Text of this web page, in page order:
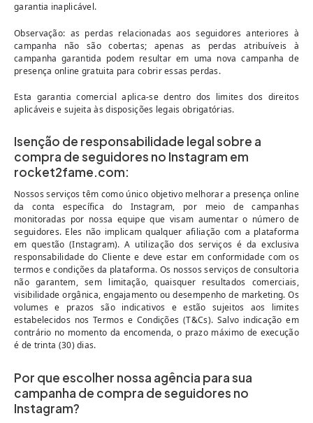
garantia inaplicável.
Observação: as perdas relacionadas aos seguidores anteriores à
campanha não são cobertas; apenas as perdas atribuíveis à
campanha garantida podem resultar em uma nova campanha de
presença online gratuita para cobrir essas perdas.
Esta garantia comercial aplica-se dentro dos limites dos direitos
aplicáveis e sujeita às disposições legais obrigatórias.
Isenção de responsabilidade legal sobre a
compra de seguidores no Instagram em
rocket2fame.com:
Nossos serviços têm como único objetivo melhorar a presença online
da conta específica do Instagram, por meio de campanhas
monitoradas por nossa equipe que visam aumentar o número de
seguidores. Eles não implicam qualquer afiliação com a plataforma
em questão (Instagram). A utilização dos serviços é da exclusiva
responsabilidade do Cliente e deve estar em conformidade com os
termos e condições da plataforma. Os nossos serviços de consultoria
não garantem, sem limitação, quaisquer resultados comerciais,
visibilidade orgânica, engajamento ou desempenho de marketing. Os
volumes e prazos são indicativos e estão sujeitos aos limites
estabelecidos nos Termos e Condições (T&Cs). Salvo indicação em
contrário no momento da encomenda, o prazo máximo de execução
é de trinta (30) dias.
Por que escolher nossa agência para sua
campanha de compra de seguidores no
Instagram?